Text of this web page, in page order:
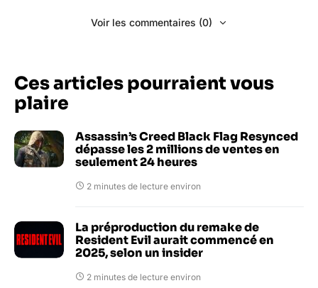
Voir les commentaires (0)
Ces articles pourraient vous
plaire
Assassin’s Creed Black Flag Resynced
dépasse les 2 millions de ventes en
seulement 24 heures
2 minutes de lecture environ
La préproduction du remake de
Resident Evil aurait commencé en
2025, selon un insider
2 minutes de lecture environ